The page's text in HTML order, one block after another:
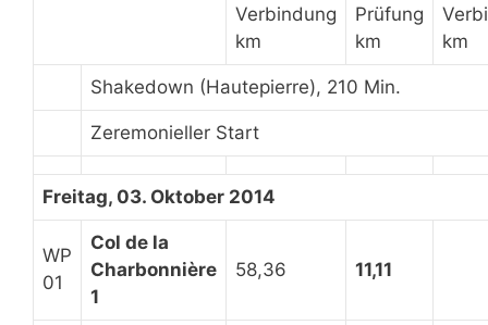
Verbindung
km
Prüfung
km
km
Shakedown (Hautepierre), 210 Min.
Zeremonieller Start
Freitag, 03. Oktober 2014
WP
01
Col de la
Charbonnière
1
58,36 11,11